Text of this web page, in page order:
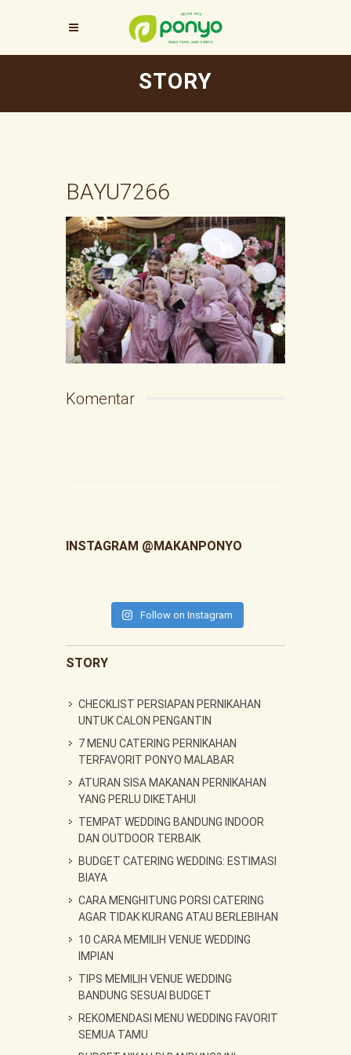
STORY
BAYU7266
Komentar
INSTAGRAM @MAKANPONYO
Follow on Instagram
STORY
CHECKLIST PERSIAPAN PERNIKAHAN
UNTUK CALON PENGANTIN
7 MENU CATERING PERNIKAHAN
TERFAVORIT PONYO MALABAR
ATURAN SISA MAKANAN PERNIKAHAN
YANG PERLU DIKETAHUI
TEMPAT WEDDING BANDUNG INDOOR
DAN OUTDOOR TERBAIK
BUDGET CATERING WEDDING: ESTIMASI
BIAYA
CARA MENGHITUNG PORSI CATERING
AGAR TIDAK KURANG ATAU BERLEBIHAN
10 CARA MEMILIH VENUE WEDDING
IMPIAN
TIPS MEMILIH VENUE WEDDING
BANDUNG SESUAI BUDGET
REKOMENDASI MENU WEDDING FAVORIT
SEMUA TAMU